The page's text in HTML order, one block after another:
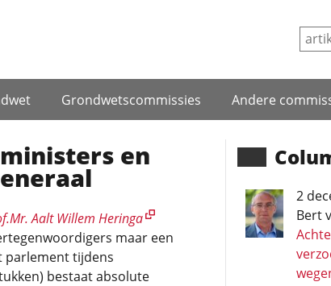
Grondwets­commissies Andere
en
Aalt Willem Heringa
maar een
parlement tijdens
bestaat absolute
2
Bert